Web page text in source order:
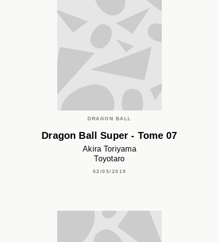
DRAGON BALL
Dragon Ball Super - Tome 07
Akira Toriyama
Toyotaro
02/05/2019